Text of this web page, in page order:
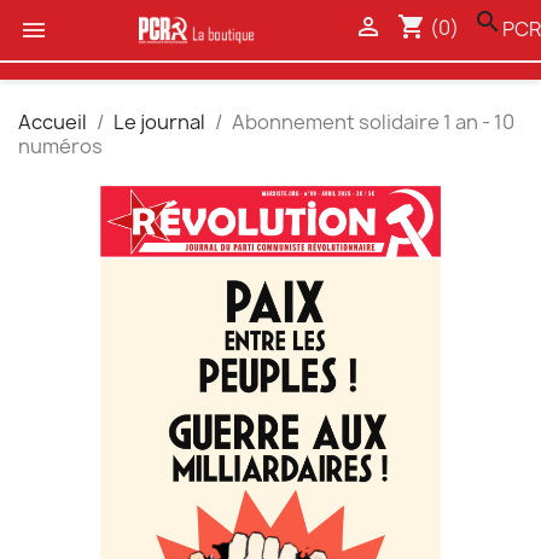
  shopping_cart (0) search PCR
Accueil Le journal
Abonnement solidaire 1 an - 10
numéros